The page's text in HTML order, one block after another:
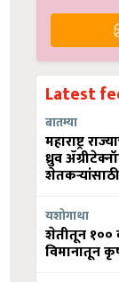
Latest
बातम्या
महाराष्ट्र
ध्रुव
यशोगाथा
शेतीतून १००
विमानातून